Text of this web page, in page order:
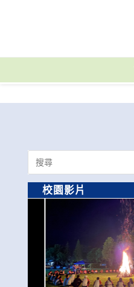
內
Search
for:
校園影片